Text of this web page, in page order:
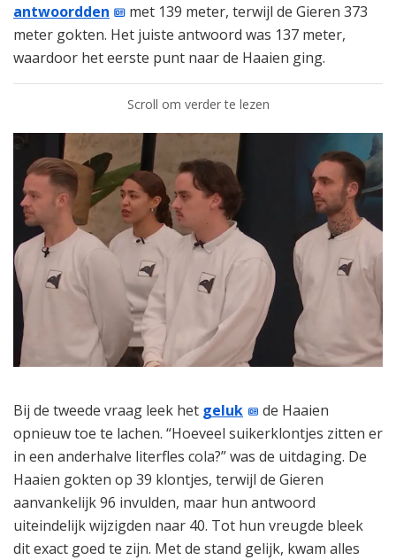
antwoordden
met 139 meter, terwijl de Gieren 373
meter gokten. Het juiste antwoord was 137 meter,
waardoor het eerste punt naar de Haaien ging.
Scroll om verder te lezen
Bij de tweede vraag leek het geluk
de Haaien
opnieuw toe te lachen. “Hoeveel suikerklontjes zitten er
in een anderhalve literfles cola?” was de uitdaging. De
Haaien gokten op 39 klontjes, terwijl de Gieren
aanvankelijk 96 invulden, maar hun antwoord
uiteindelijk wijzigden naar 40. Tot hun vreugde bleek
dit exact goed te zijn. Met de stand gelijk, kwam alles